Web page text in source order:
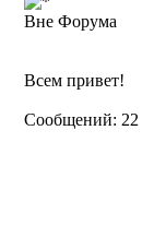
Вне Форума
Всем привет!
Сообщений: 22